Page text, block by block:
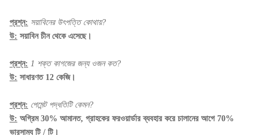
প্রশ্ন: সয়াবিনের উৎপত্তি কোথায়?
উ: সয়াবিন চীন থেকে এসেছে।
প্রশ্ন: 1 শক্ত কাগজের জন্য ওজন কত?
উ: সাধারণত 12 কেজি।
প্রশ্ন: পেমেন্ট পদ্ধতিটি কেমন?
উ: অগ্রিম 30% আমানত, গ্রাহকের ফরওয়ার্ডার ব্যবহার করে চালানের আগে 70%
ভারসাম্য টি / টি।